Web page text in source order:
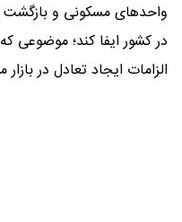
واحد‌های مسکونی و بازگشت
در کشور ایفا کند؛ موضوعی
الزامات ایجاد تعادل در